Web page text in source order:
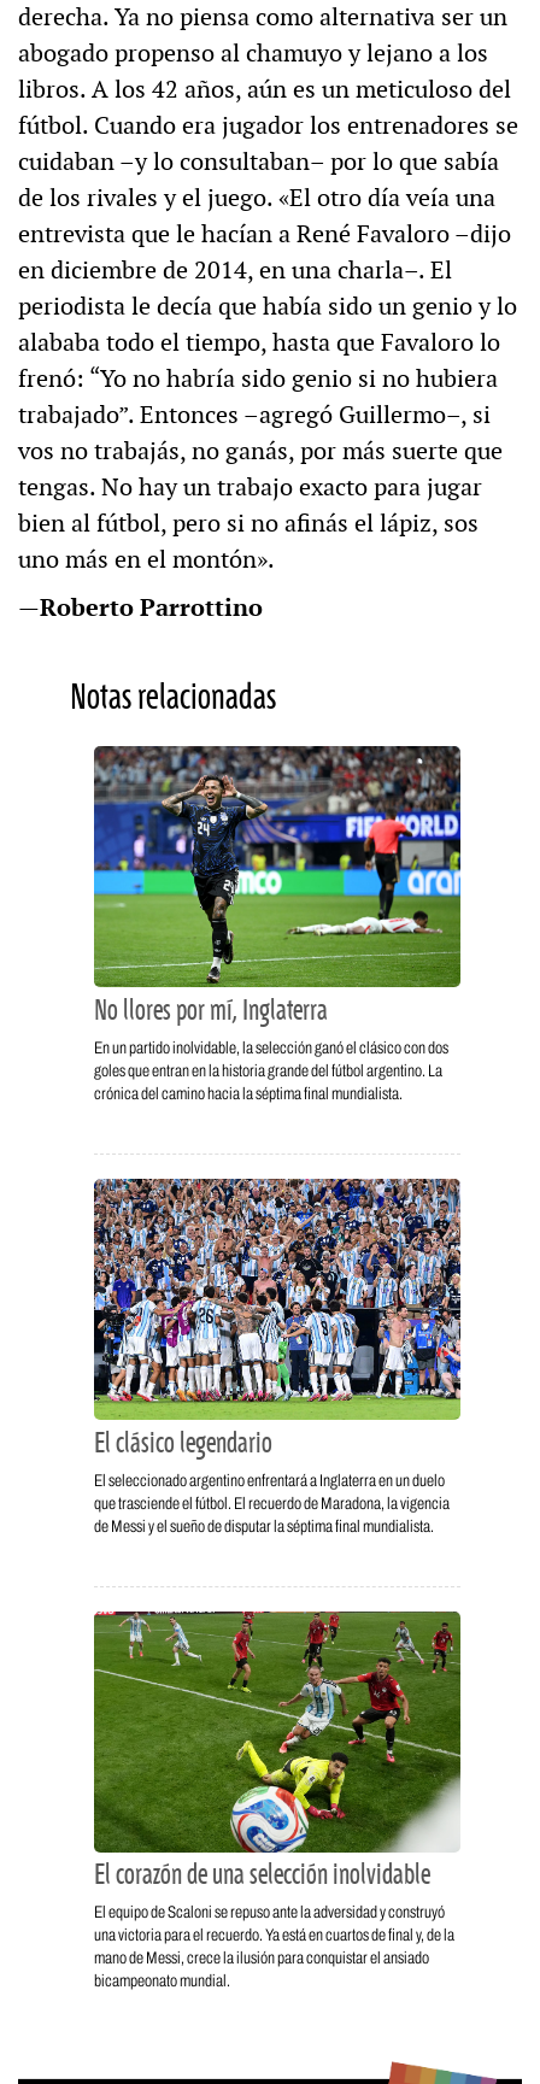
derecha. Ya no piensa como alternativa ser un
abogado propenso al chamuyo y lejano a los
libros. A los 42 años, aún es un meticuloso del
fútbol. Cuando era jugador los entrenadores se
cuidaban –y lo consultaban– por lo que sabía
de los rivales y el juego. «El otro día veía una
entrevista que le hacían a René Favaloro –dijo
en diciembre de 2014, en una charla–. El
periodista le decía que había sido un genio y lo
alababa todo el tiempo, hasta que Favaloro lo
frenó: “Yo no habría sido genio si no hubiera
trabajado”. Entonces –agregó Guillermo–, si
vos no trabajás, no ganás, por más suerte que
tengas. No hay un trabajo exacto para jugar
bien al fútbol, pero si no afinás el lápiz, sos
uno más en el montón».
—Roberto Parrottino
Notas relacionadas
No llores por mí, Inglaterra
En un partido inolvidable, la selección ganó el clásico con dos
goles que entran en la historia grande del fútbol argentino. La
crónica del camino hacia la séptima final mundialista.
El clásico legendario
El seleccionado argentino enfrentará a Inglaterra en un duelo
que trasciende el fútbol. El recuerdo de Maradona, la vigencia
de Messi y el sueño de disputar la séptima final mundialista.
El corazón de una selección inolvidable
El equipo de Scaloni se repuso ante la adversidad y construyó
una victoria para el recuerdo. Ya está en cuartos de final y, de la
mano de Messi, crece la ilusión para conquistar el ansiado
bicampeonato mundial.